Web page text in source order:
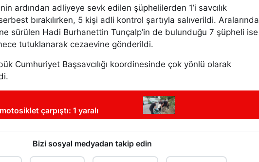
ardından adliyeye sevk edilen şüphelilerden 1’i savcılık
bırakılırken, 5 kişi adli kontrol şartıyla salıverildi. Aralarında
sürülen Hadi Burhanettin Tunçalp’in de bulunduğu 7 şüpheli ise
tutuklanarak cezaevine gönderildi.
Cumhuriyet Başsavcılığı koordinesinde çok yönlü olarak
çarpıştı: 1 yaralı
Bizi sosyal medyadan takip edin